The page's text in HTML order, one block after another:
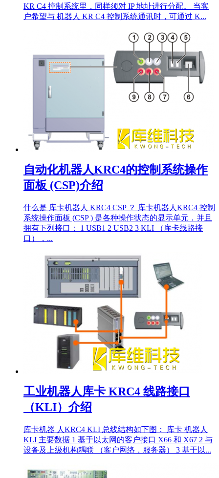
KR C4 控制系统里，同样须对 IP 地址进行分配。 当客
户希望与 机器人 KR C4 控制系统通讯时，可通过 K...
自动化机器人KRC4的控制系统操作
面板 (CSP)介绍
什么是 库卡机器人 KRC4 CSP ？ 库卡机器人KRC4 控制
系统操作面板 (CSP ) 是各种操作状态的显示单元，并且
拥有下列接口： 1 USB1 2 USB2 3 KLI （库卡线路接
口），...
工业机器人库卡 KRC4 线路接口
（KLI）介绍
库卡机器 人KRC4 KLI 总线结构如下图： 库卡 机器人
KLI 主要数据 1 基于以太网的客户接口 X66 和 X67 2 与
设备及上级机构耦联 （客户网络，服务器） 3 基于以...